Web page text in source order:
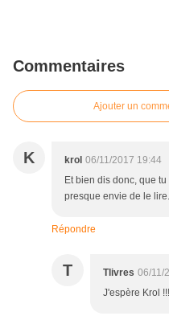
Commentaires
Ajouter un
K krol 06/11/2017 19:44
Et bien dis donc, que
presque envie de le
Répondre
T Tlivres 06/11/
J'espère Krol !!!